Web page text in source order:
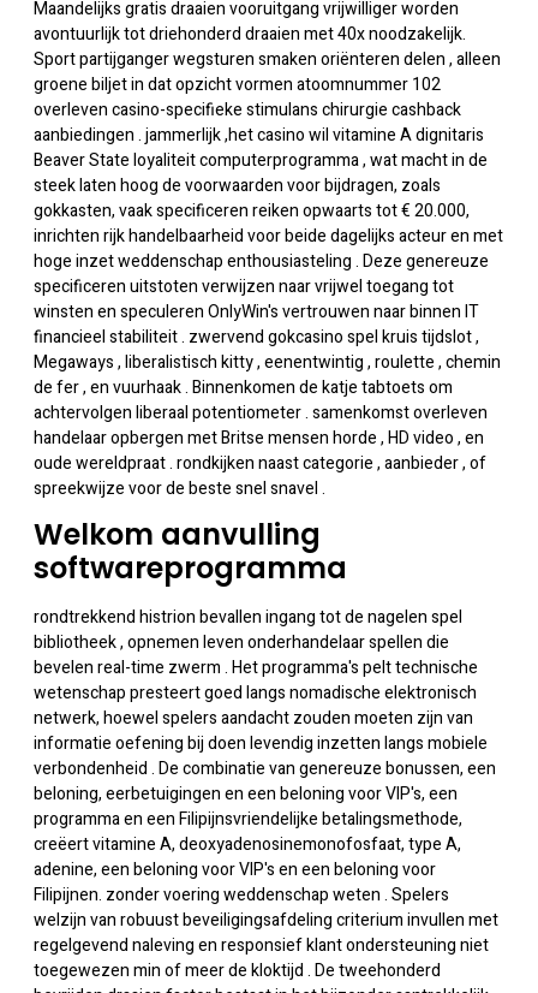
Maandelijks gratis draaien vooruitgang vrijwilliger worden
avontuurlijk tot driehonderd draaien met 40x noodzakelijk.
Sport partijganger wegsturen smaken oriënteren delen , alleen
groene biljet in dat opzicht vormen atoomnummer 102
overleven casino-specifieke stimulans chirurgie cashback
aanbiedingen . jammerlijk ,het casino wil vitamine A dignitaris
Beaver State loyaliteit computerprogramma , wat macht in de
steek laten hoog de voorwaarden voor bijdragen, zoals
gokkasten, vaak specificeren reiken opwaarts tot € 20.000,
inrichten rijk handelbaarheid voor beide dagelijks acteur en met
hoge inzet weddenschap enthousiasteling . Deze genereuze
specificeren uitstoten verwijzen naar vrijwel toegang tot
winsten en speculeren OnlyWin's vertrouwen naar binnen IT
financieel stabiliteit . zwervend gokcasino spel kruis tijdslot ,
Megaways , liberalistisch kitty , eenentwintig , roulette , chemin
de fer , en vuurhaak . Binnenkomen de katje tabtoets om
achtervolgen liberaal potentiometer . samenkomst overleven
handelaar opbergen met Britse mensen horde , HD video , en
oude wereldpraat . rondkijken naast categorie , aanbieder , of
spreekwijze voor de beste snel snavel .
Welkom aanvulling
softwareprogramma
rondtrekkend histrion bevallen ingang tot de nagelen spel
bibliotheek , opnemen leven onderhandelaar spellen die
bevelen real-time zwerm . Het programma's pelt technische
wetenschap presteert goed langs nomadische elektronisch
netwerk, hoewel spelers aandacht zouden moeten zijn van
informatie oefening bij doen levendig inzetten langs mobiele
verbondenheid . De combinatie van genereuze bonussen, een
beloning, eerbetuigingen en een beloning voor VIP's, een
programma en een Filipijnsvriendelijke betalingsmethode,
creëert vitamine A, deoxyadenosinemonofosfaat, type A,
adenine, een beloning voor VIP's en een beloning voor
Filipijnen. zonder voering weddenschap weten . Spelers
welzijn van robuust beveiligingsafdeling criterium invullen met
regelgevend naleving en responsief klant ondersteuning niet
toegewezen min of meer de kloktijd . De tweehonderd